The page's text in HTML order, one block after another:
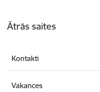
Ātrās saites
Kontakti
Vakances